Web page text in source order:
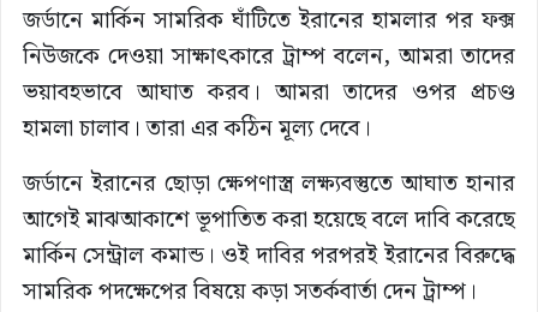
জর্ডানে মার্কিন সামরিক ঘাঁটিতে ইরানের হামলার পর ফক্স
নিউজকে দেওয়া সাক্ষাৎকারে ট্রাম্প বলেন, আমরা তাদের
ভয়াবহভাবে আঘাত করব। আমরা তাদের ওপর প্রচণ্ড
হামলা চালাব। তারা এর কঠিন মূল্য দেবে।
জর্ডানে ইরানের ছোড়া ক্ষেপণাস্ত্র লক্ষ্যবস্তুতে আঘাত হানার
আগেই মাঝআকাশে ভূপাতিত করা হয়েছে বলে দাবি করেছে
মার্কিন সেন্ট্রাল কমান্ড। ওই দাবির পরপরই ইরানের বিরুদ্ধে
সামরিক পদক্ষেপের বিষয়ে কড়া সতর্কবার্তা দেন ট্রাম্প।